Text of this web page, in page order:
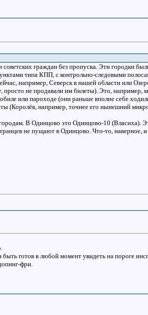
граждан без пропуска. Эти городки
типа КПП, с контрольно-следовыми
например, Северск в нашей области или
не продавали им билеты). Это, например,
или пароходе (они раньше вполне себе
(Королёв, например, точнее его нынешний
В Одинцово это Одинцово-10 (Власиха).
не пущают в Одинцово. Что-то, наверное, и
готов в любой момент увидеть на пороге
фри.